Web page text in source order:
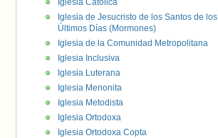
Iglesia Católica
Iglesia de Jesucristo de los Santos de los
Últimos Días (Mormones)
Iglesia de la Comunidad Metropolitana
Iglesia Inclusiva
Iglesia Luterana
Iglesia Menonita
Iglesia Metodista
Iglesia Ortodoxa
Iglesia Ortodoxa Copta